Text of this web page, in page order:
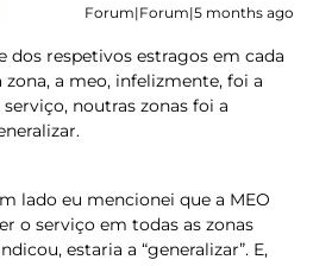
Forum|Forum|5 months ago
dos respetivos estragos em cada
zona, a meo, infelizmente, foi a
noutras zonas foi a
lado eu mencionei que a MEO
o serviço em todas as zonas
estaria a “generalizar”. E,